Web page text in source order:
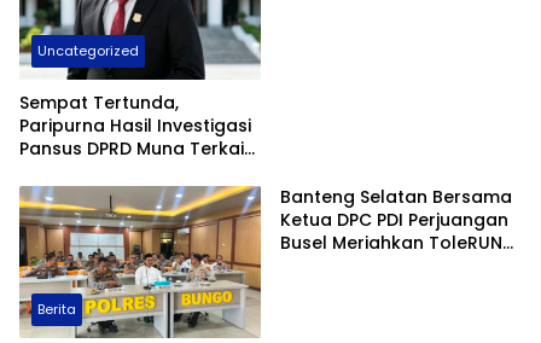
Uncategorized
Sempat Tertunda,
Paripurna Hasil Investigasi
Pansus DPRD Muna Terkait
Akan Kembali Digelar
Berita
Banteng Selatan Bersama
Ketua DPC PDI Perjuangan
Busel Meriahkan ToleRUNsi